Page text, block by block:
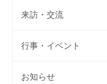
来訪・交流
行事・イベント
お知らせ